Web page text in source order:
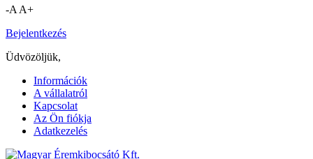
-A A+
Bejelentkezés
Üdvözöljük,
Információk
A vállalatról
Kapcsolat
Az Ön fiókja
Adatkezelés